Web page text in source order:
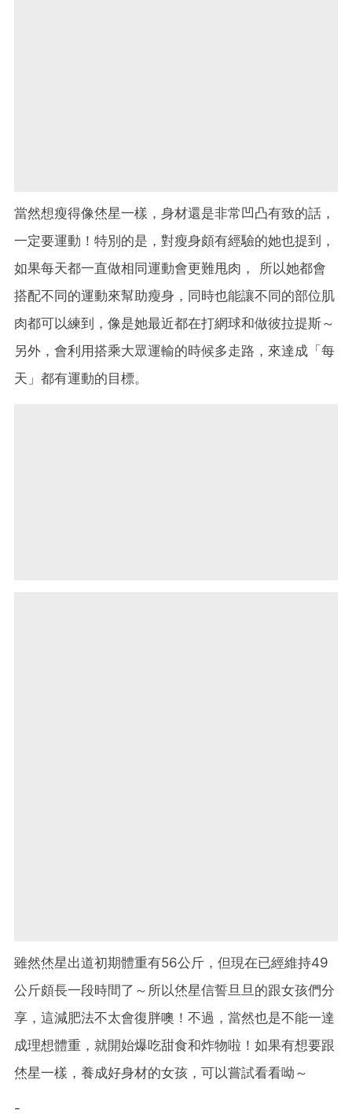
當然想瘦得像烋星一樣，身材還是非常凹凸有致的話，
一定要運動！特別的是，對瘦身頗有經驗的她也提到，
如果每天都一直做相同運動會更難甩肉， 所以她都會
搭配不同的運動來幫助瘦身，同時也能讓不同的部位肌
肉都可以練到，像是她最近都在打網球和做彼拉提斯～
另外，會利用搭乘大眾運輸的時候多走路，來達成「每
天」都有運動的目標。
雖然烋星出道初期體重有56公斤，但現在已經維持49
公斤頗長一段時間了～所以烋星信誓旦旦的跟女孩們分
享，這減肥法不太會復胖噢！不過，當然也是不能一達
成理想體重，就開始爆吃甜食和炸物啦！如果有想要跟
烋星一樣，養成好身材的女孩，可以嘗試看看呦～
-